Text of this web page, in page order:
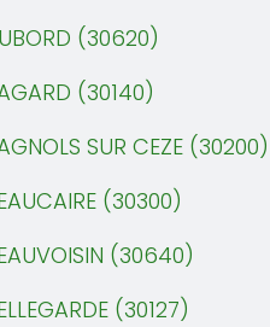
(30620)
(30140)
SUR CEZE (30200)
(30300)
(30640)
(30127)